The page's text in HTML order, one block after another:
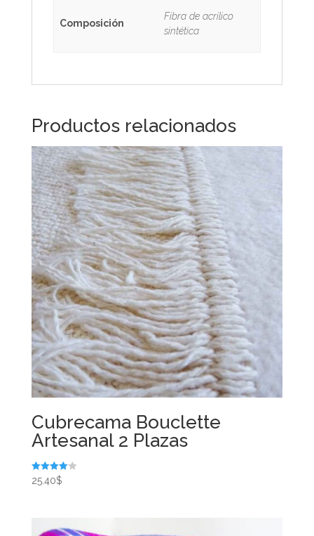
Composición
Fibra de acrílico
sintética
Productos relacionados
Cubrecama Bouclette
Artesanal 2 Plazas
Valorado
en
25.40$